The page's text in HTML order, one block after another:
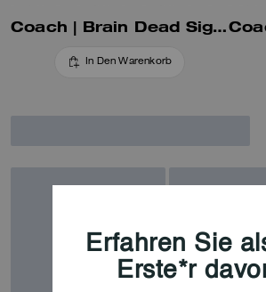
Coach | Brain Dead Signature Camp-Shorts
In Den Warenkorb